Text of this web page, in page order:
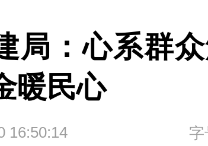
局：心系群
暖民心
16:50:14 字